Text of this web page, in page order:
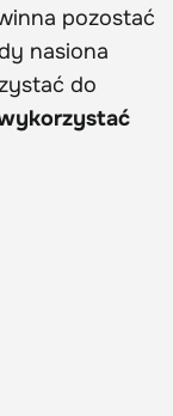
pozostać
nasiona
do